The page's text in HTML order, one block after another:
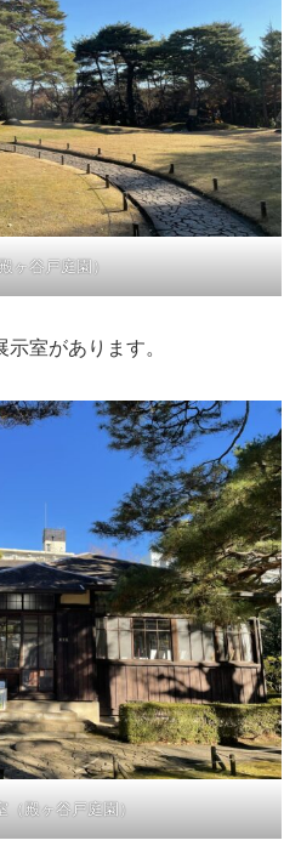
ヶ谷戸庭園）
室があります。
（殿ヶ谷戸庭園）